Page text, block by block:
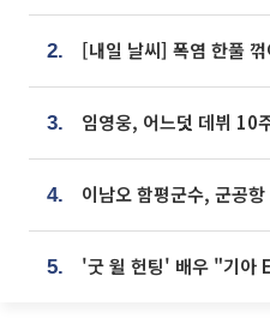
2.
3.
4. 이남오 함평군수, 군공
5.